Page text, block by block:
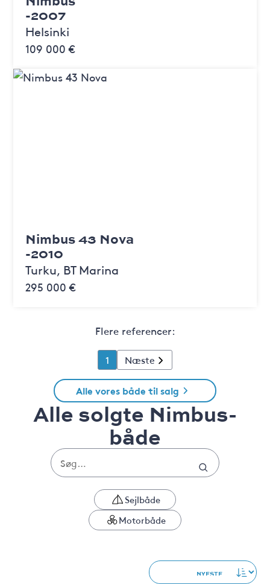
-2007
Helsinki
109 000 €
Nimbus 43 Nova
-2010
Turku, BT Marina
295 000 €
Flere referencer:
1 Næste
Alle vores både til salg
Alle solgte Nimbus-
både
Sejlbåde
Motorbåde